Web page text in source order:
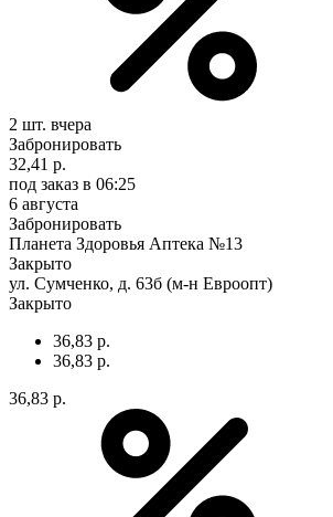
2 шт. вчера
Забронировать
32,41 р.
под заказ в 06:25
6 августа
Забронировать
Планета Здоровья Аптека №13
Закрыто
ул. Сумченко, д. 63б (м-н Евроопт)
Закрыто
36,83 р.
36,83 р.
36,83 р.